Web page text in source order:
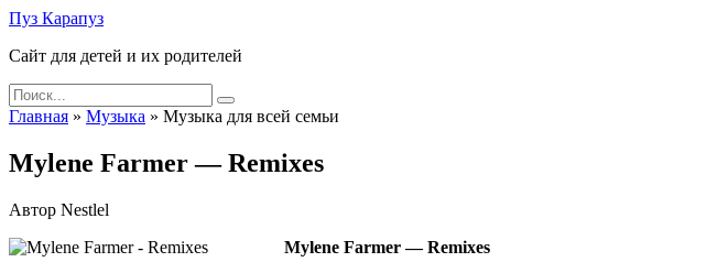
Skip
content
Пуз Карапуз
Сайт для детей и их родителей
Search
for:
Главная » Музыка » Музыка для всей семьи
Mylene Farmer — Remixes
Автор Nestlel
Mylene Farmer — Remixes